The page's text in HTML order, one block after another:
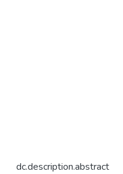
dc.description.abstract